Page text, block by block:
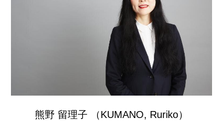
熊野 留理子 （KUMANO, Ruriko）